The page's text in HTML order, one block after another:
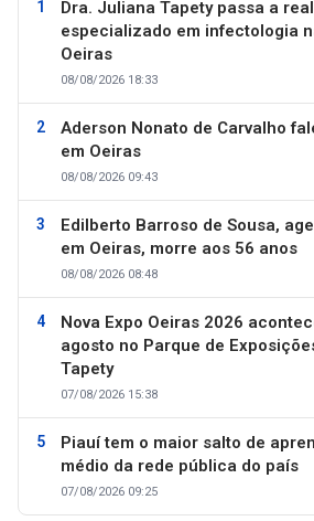
Dra. Juliana Tapety passa a
especializado em infectologia
Oeiras
08/08/2026 18:33
Aderson Nonato de Carvalho
em Oeiras
08/08/2026 09:43
Edilberto Barroso de Sousa,
em Oeiras, morre aos 56 anos
08/08/2026 08:48
Nova Expo Oeiras 2026
agosto no Parque de
Tapety
07/08/2026 15:38
Piauí tem o maior salto de
médio da rede pública do país
07/08/2026 09:25